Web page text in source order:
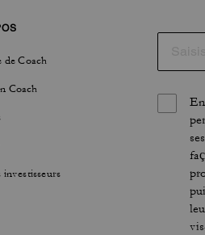
de Coach
Coach
investisseurs